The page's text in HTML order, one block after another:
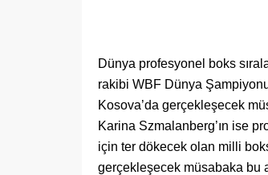
Dünya profesyonel boks
rakibi WBF Dünya
Kosova’da gerçekleşecek
Karina Szmalanberg’ın ise
için ter dökecek olan milli
gerçekleşecek müsabaka bu